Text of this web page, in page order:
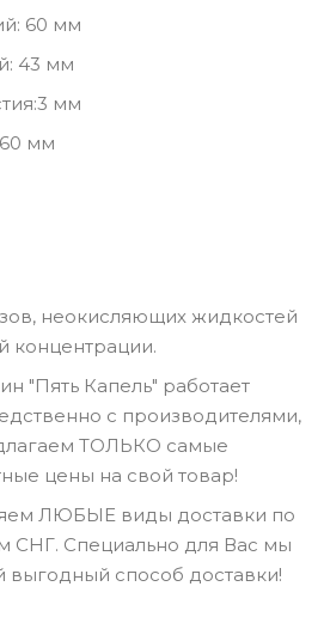
60 мм
43 мм
мм
мм
неокисляющих жидкостей
концентрации.
"Пять Капель" работает
с производителями,
ТОЛЬКО самые
цены на свой товар!
ЛЮБЫЕ виды доставки по
СНГ. Специально для Вас мы
способ доставки!